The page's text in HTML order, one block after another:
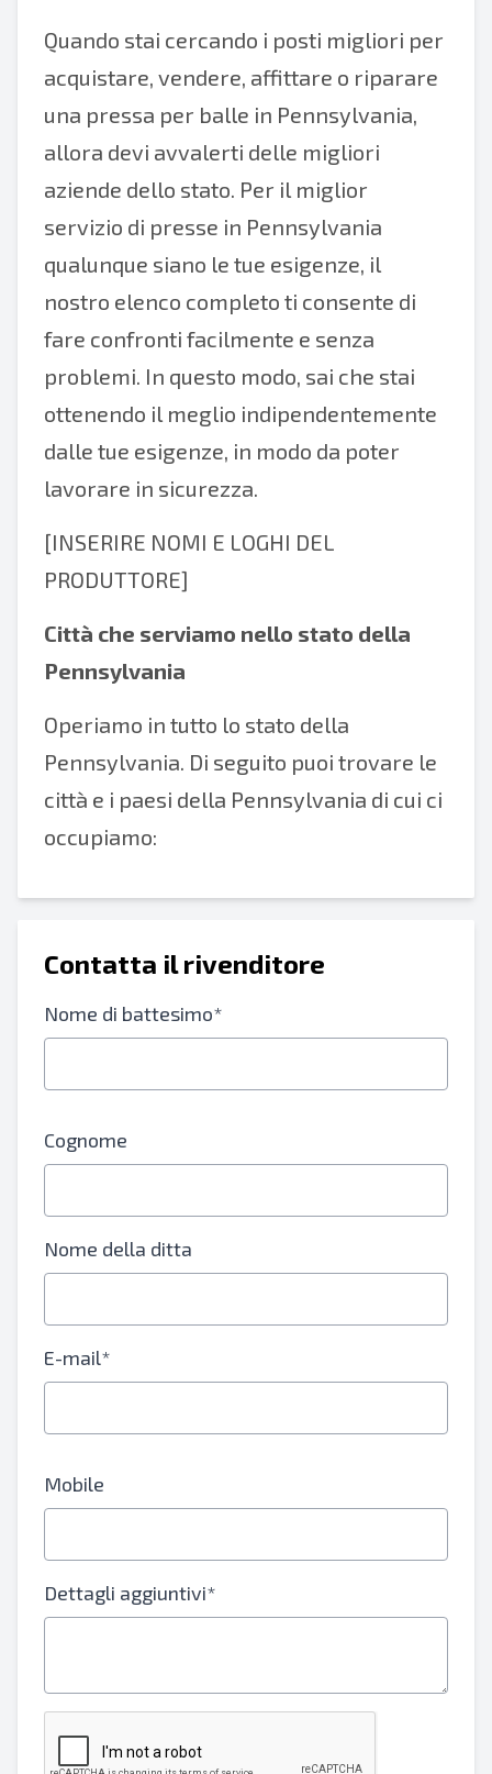
Quando stai cercando i posti migliori per
acquistare, vendere, affittare o riparare
una pressa per balle in Pennsylvania,
allora devi avvalerti delle migliori
aziende dello stato. Per il miglior
servizio di presse in Pennsylvania
qualunque siano le tue esigenze, il
nostro elenco completo ti consente di
fare confronti facilmente e senza
problemi. In questo modo, sai che stai
ottenendo il meglio indipendentemente
dalle tue esigenze, in modo da poter
lavorare in sicurezza.
[INSERIRE NOMI E LOGHI DEL
PRODUTTORE]
Città che serviamo nello stato della
Pennsylvania
Operiamo in tutto lo stato della
Pennsylvania. Di seguito puoi trovare le
città e i paesi della Pennsylvania di cui ci
occupiamo:
Contatta il rivenditore
Nome di battesimo*
Cognome
Nome della ditta
E-mail*
Mobile
Dettagli aggiuntivi*